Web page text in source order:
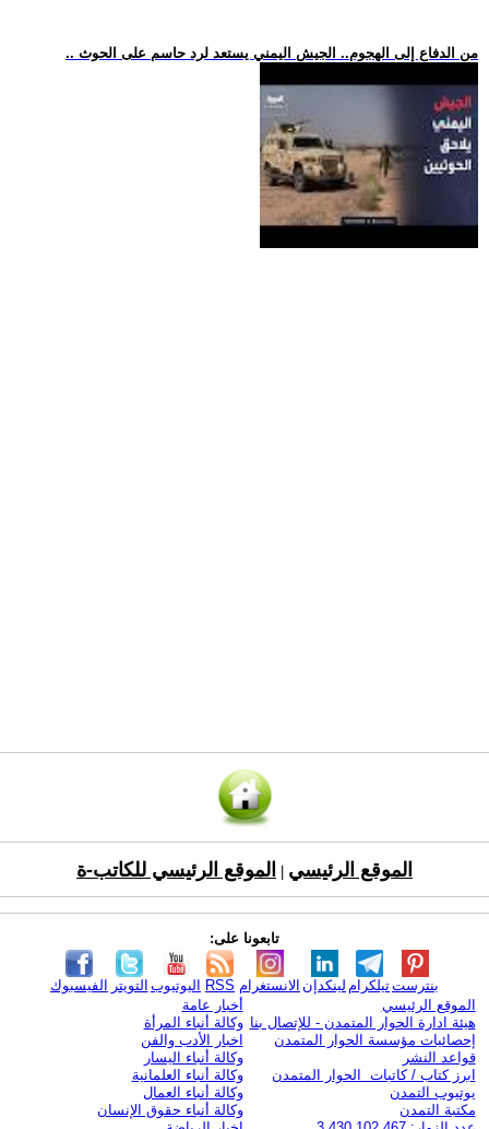
.. من الدفاع إلى الهجوم.. الجيش اليمني يستعد لرد حاسم على الحوث
الموقع الرئيسي الموقع الرئيسي للكاتب-ة
تابعونا على:
الفيسبوك التويتر اليوتيوب RSS الانستغرام لينكدإن تيلكرامبنترست
الموقع الرئيسي
هيئة ادارة الحوار المتمدن - للإتصال بنا
إحصائيات مؤسسة الحوار المتمدن
قواعد النشر
ابرز كتاب / كاتبات الحوار المتمدن
يوتيوب التمدن
مكتبة التمدن
أخبار عامة
وكالة أنباء المرأة
اخبار الأدب والفن
وكالة أنباء اليسار
وكالة أنباء العلمانية
وكالة أنباء العمال
وكالة أنباء حقوق الإنسان